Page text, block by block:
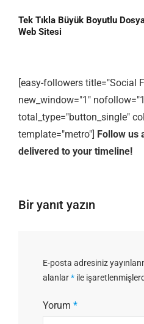
Tek Tıkla Büyük Boyutlu
Web Sitesi
[easy-followers title="Social
new_window="1"
total_type="button_single"
template="metro"] Follow us
delivered to your timeline!
Bir yanıt yazın
E-posta adresiniz
alanlar* ile
Yorum *